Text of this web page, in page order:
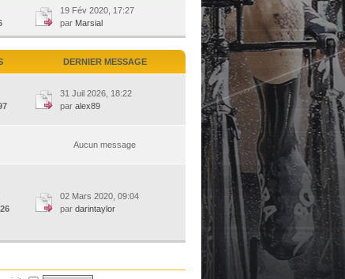
19 Fév 2020, 17:27
par Marsial
DERNIER MESSAGE
31 Juil 2026, 18:22
par alex89
Aucun message
02 Mars 2020, 09:04
par darintaylor